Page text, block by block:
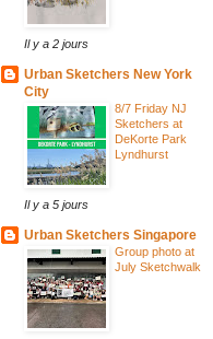
Il y a 2 jours
Urban Sketchers New York
City
8/7 Friday NJ
Sketchers at
DeKorte Park
Lyndhurst
Il y a 5 jours
Urban Sketchers Singapore
Group photo at
July Sketchwalk